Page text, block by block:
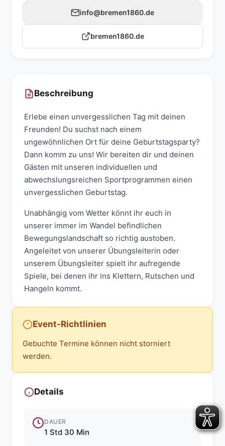
Beschreibung
Erlebe einen unvergesslichen Tag mit deinen
Freunden! Du suchst nach einem
ungewöhnlichen Ort für deine Geburtstagsparty?
Dann komm zu uns! Wir bereiten dir und deinen
Gästen mit unseren individuellen und
abwechslungsreichen Sportprogrammen einen
unvergesslichen Geburtstag.
Unabhängig vom Wetter könnt ihr euch in
unserer immer im Wandel befindlichen
Bewegungslandschaft so richtig austoben.
Angeleitet von unserer Übungsleiterin oder
unserem Übungsleiter spielt ihr aufregende
Spiele, bei denen ihr ins Klettern, Rutschen und
Hangeln kommt.
Event-Richtlinien
Gebuchte Termine können nicht storniert
werden.
Details
DAUER
1 Std 30 Min
info@bremen1860.de
bremen1860.de